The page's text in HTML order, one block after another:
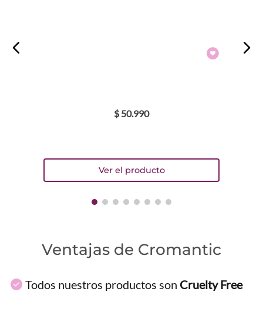
$ 50.990
Ventajas de Cromantic
Todos nuestros productos son Cruelty Free